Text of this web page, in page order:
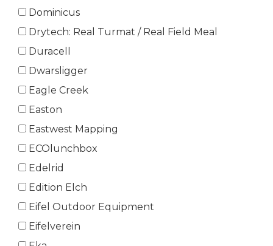
Dominicus
Drytech: Real Turmat / Real Field Meal
Duracell
Dwarsligger
Eagle Creek
Easton
Eastwest Mapping
ECOlunchbox
Edelrid
Edition Elch
Eifel Outdoor Equipment
Eifelverein